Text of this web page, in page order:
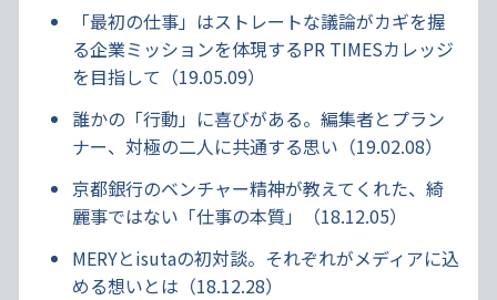
「最初の仕事」はストレートな議論がカギを握
る企業ミッションを体現するPR TIMESカレッジ
を目指して（19.05.09）
誰かの「行動」に喜びがある。編集者とプラン
ナー、対極の二人に共通する思い（19.02.08）
京都銀行のベンチャー精神が教えてくれた、綺
麗事ではない「仕事の本質」（18.12.05）
MERYとisutaの初対談。それぞれがメディアに込
める想いとは（18.12.28）